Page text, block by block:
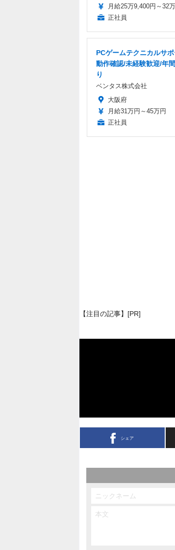
月給25万9,400円～32
正社員
PCゲームテクニカルサ
動作確認/未経験歓迎/年
り
ベンタス株式会社
大阪府
月給31万円～45万円
正社員
【注目の記事】[PR]
シェア